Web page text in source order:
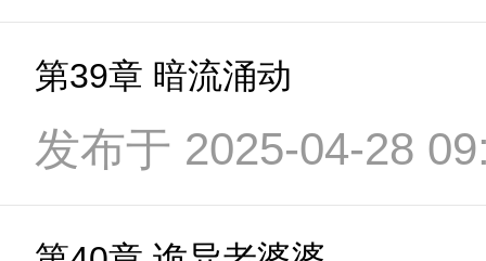
第39章 暗流涌动
发布于 2025-04-28